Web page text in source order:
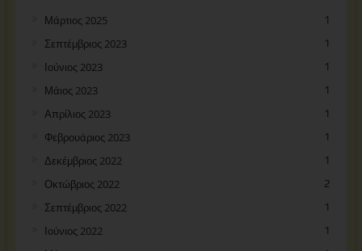
Μάρτιος 2025 1
Σεπτέμβριος 2023 1
Ιούνιος 2023 1
Μάιος 2023 1
Απρίλιος 2023 1
Φεβρουάριος 2023 1
Δεκέμβριος 2022 1
Οκτώβριος 2022 2
Σεπτέμβριος 2022 1
Ιούνιος 2022 1